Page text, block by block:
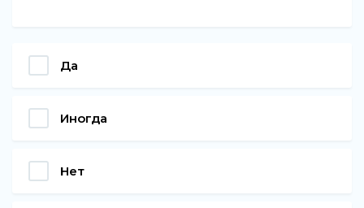
Да
Иногда
Нет